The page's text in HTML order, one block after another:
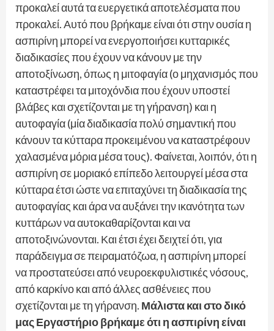
προκαλεί αυτά τα ευεργετικά αποτελέσματα που
προκαλεί. Αυτό που βρήκαμε είναι ότι στην ουσία η
ασπιρίνη μπορεί να ενεργοποιήσει κυτταρικές
διαδικασίες που έχουν να κάνουν με την
αποτοξίνωση, όπως η μιτοφαγία (ο μηχανισμός που
καταστρέφει τα μιτοχόνδια που έχουν υποστεί
βλάβες και σχετίζονται με τη γήρανση) και η
αυτοφαγία (μία διαδικασία πολύ σημαντική που
κάνουν τα κύτταρα προκειμένου να καταστρέφουν
χαλασμένα μόρια μέσα τους). Φαίνεται, λοιπόν, ότι η
ασπιρίνη σε μοριακό επίπεδο λειτουργεί μέσα στα
κύτταρα έτσι ώστε να επιταχύνει τη διαδικασία της
αυτοφαγίας και άρα να αυξάνει την ικανότητα των
κυττάρων να αυτοκαθαρίζονται και να
αποτοξινώνονται. Και έτσι έχει δειχτεί ότι, για
παράδειγμα σε πειραματόζωα, η ασπιρίνη μπορεί
να προστατεύσει από νευροεκφυλιστικές νόσους,
από καρκίνο και από άλλες ασθένειες που
σχετίζονται με τη γήρανση. Μάλιστα και στο δικό
μας Εργαστήριο βρήκαμε ότι η ασπιρίνη είναι